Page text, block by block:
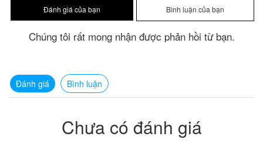
Chúng tôi rất mong nhận được phản hồi từ bạn.
Đánh giá Bình luận
Chưa có đánh giá